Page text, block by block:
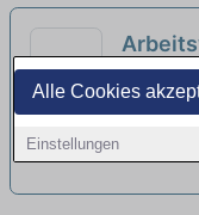
Alle Cookies
Einstellungen
Voll/
Andreas